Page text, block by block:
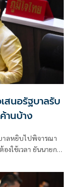
นอรัฐบาลรับ
านบ้าง
าลหยิบไปพิจารณา
งใช้เวลา ยันนายกฯ